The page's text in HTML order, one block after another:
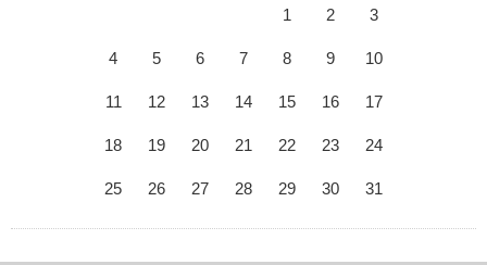
1
2 3
4 5 6 7 8 9 10
11 12 13 14 15 16 17
18 19 20 21 22 23 24
25 26 27 28 29 30 31